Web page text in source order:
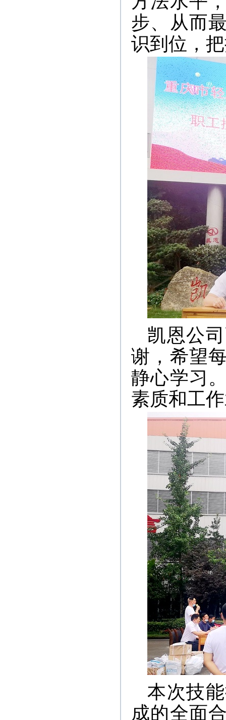
步、从而
识到位，
凯恩公
谢，希望
静心学习
素质和工
本次技
成的全面